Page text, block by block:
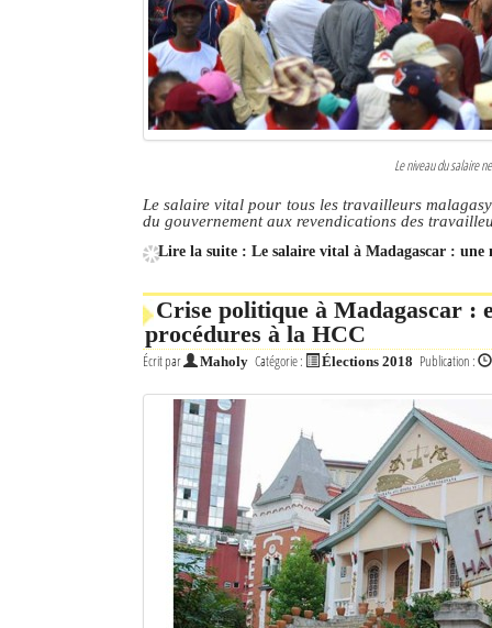
Le niveau du salaire
Le salaire vital pour tous les travailleurs
du gouvernement aux revendications des
Lire la suite : Le salaire vital à Madagascar : une
Crise politique à Madagascar :
procédures à la HCC
Écrit par Maholy Catégorie : Élections 2018 Publication :